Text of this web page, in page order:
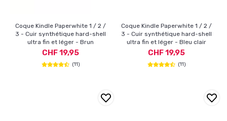
Coque Kindle Paperwhite 1 / 2 /
3 - Cuir synthétique hard-shell
ultra fin et léger - Brun
CHF 19,95
(11)
Coque Kindle Paperwhite 1 / 2 /
3 - Cuir synthétique hard-shell
ultra fin et léger - Bleu clair
CHF 19,95
(11)